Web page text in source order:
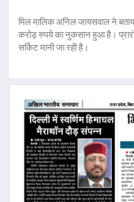
मिल मालिक अनिल जायसवाल ने
करोड़ रुपये का नुकसान हुआ है।
सर्किट मानी जा रही है।